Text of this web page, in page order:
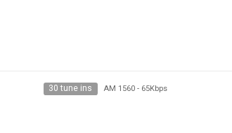
30 tune ins AM 1560- 65Kbps